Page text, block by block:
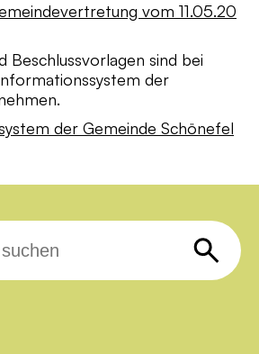
vom 11.05.20
Beschlussvorlagen sind bei
der
der Gemeinde Schönefel